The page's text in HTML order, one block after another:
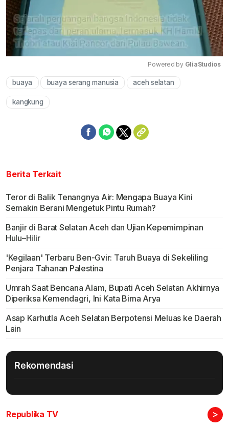
Powered by GliaStudios
buaya buaya serang manusia aceh selatan
kangkung
Berita Terkait
Teror di Balik Tenangnya Air: Mengapa Buaya Kini
Semakin Berani Mengetuk Pintu Rumah?
Banjir di Barat Selatan Aceh dan Ujian Kepemimpinan
Hulu–Hilir
'Kegilaan' Terbaru Ben-Gvir: Taruh Buaya di Sekeliling
Penjara Tahanan Palestina
Umrah Saat Bencana Alam, Bupati Aceh Selatan Akhirnya
Diperiksa Kemendagri, Ini Kata Bima Arya
Asap Karhutla Aceh Selatan Berpotensi Meluas ke Daerah
Lain
Rekomendasi
Republika TV >